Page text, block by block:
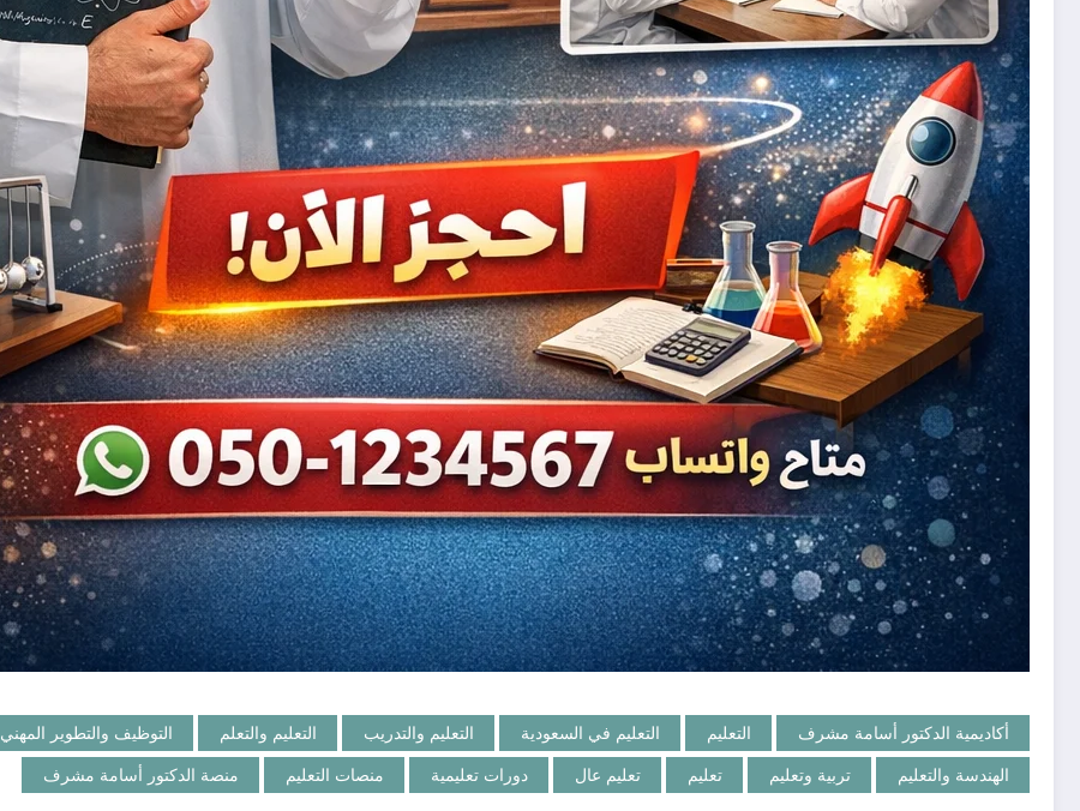
أكاديمية الدكتور أسامة مشرف التعليم التعليم في السعودية التعليم والتدريب التعليم والتعلم التوظيف والتطوير المهني
الهندسة والتعليم
تربية وتعليم تعليم تعليم عال دورات تعليمية منصات التعليم منصة الدكتور أسامة مشرف